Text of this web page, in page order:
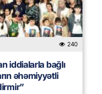
240
iddialarla bağlı
əhəmiyyətli